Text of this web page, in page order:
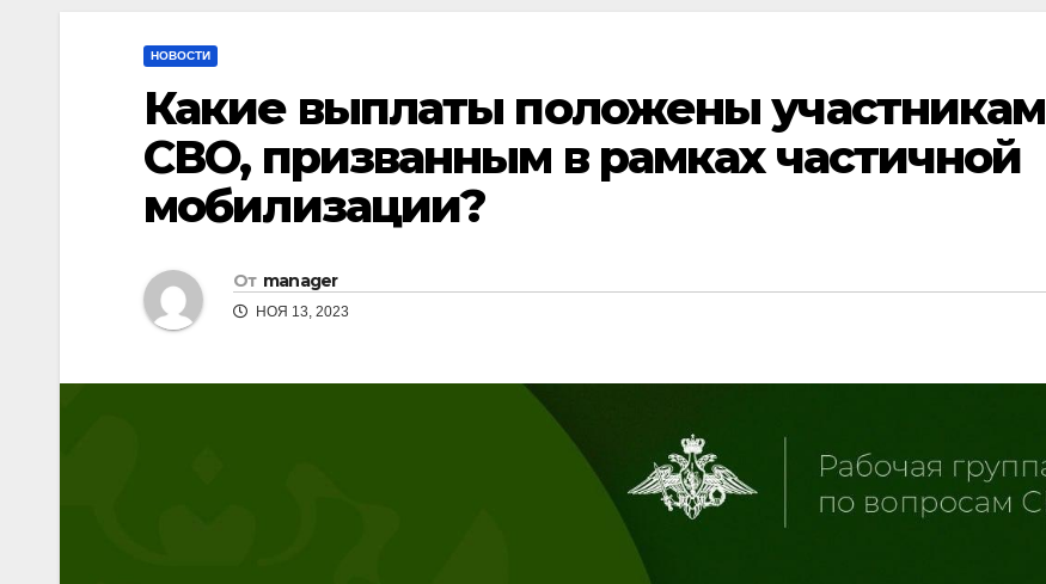
НОВОСТИ
Какие выплаты положены участникам
СВО, призванным в рамках частичной
мобилизации?
От manager
НОЯ 13, 2023